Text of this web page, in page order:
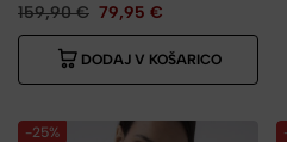
159,90€ 79,95 €
DODAJ V KOŠARICO
-25%